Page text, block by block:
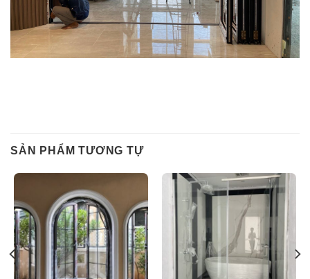
SẢN PHẨM TƯƠNG TỰ